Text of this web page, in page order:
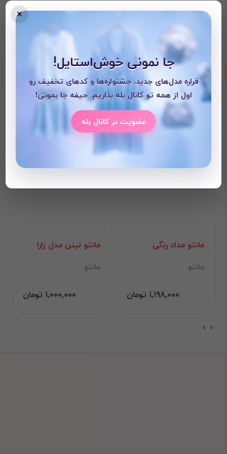
محصولات دیده شده
مانتو مداد رنگی
مانتو
1,198,000 تومان
مانتو لینن مدل زارا
مانتو
1,000,000 تومان
×
جا نمونی خوش‌استایل!
قراره مدل‌های جدید، جشنواره‌ها و کدهای تخفیف رو
اول از همه تو کانال بله بذاریم. حیفه جا بمونی!
عضویت در کانال بله